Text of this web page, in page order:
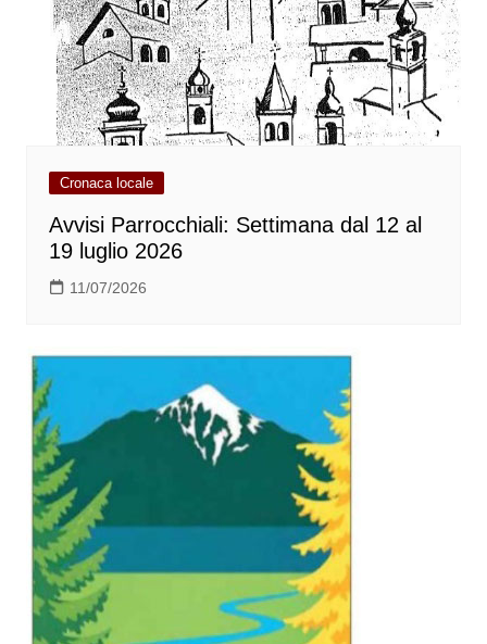
Cronaca locale
Avvisi Parrocchiali: Settimana dal 12 al
19 luglio 2026
11/07/2026